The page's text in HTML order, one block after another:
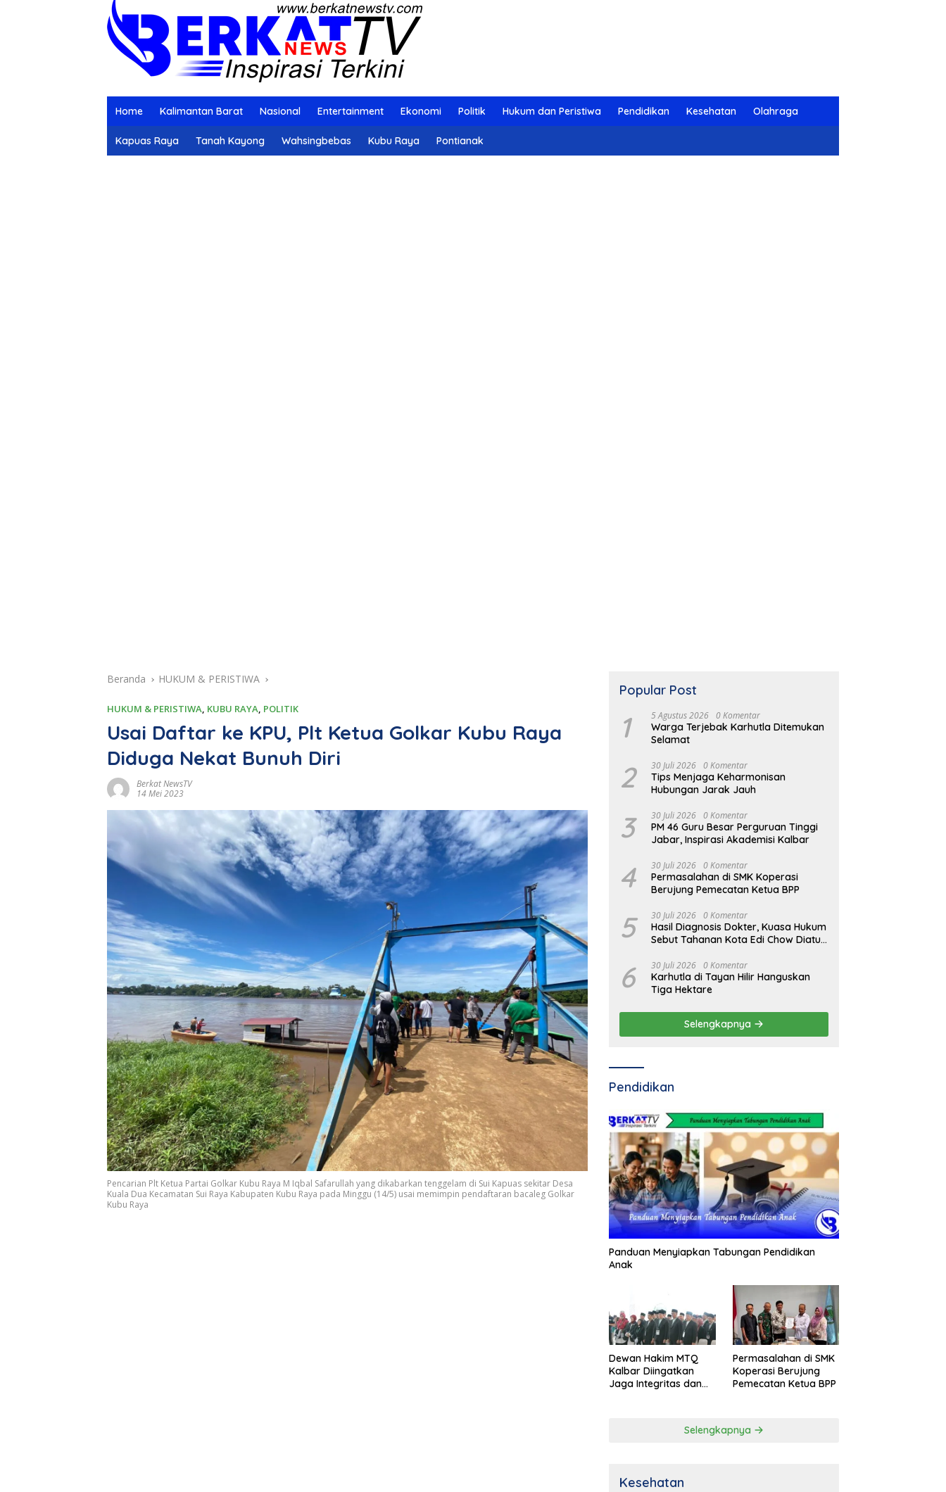
Home Kalimantan Barat Nasional Entertainment Ekonomi Politik Hukum dan Peristiwa Pendidikan Kesehatan Olahraga
Kapuas Raya Tanah Kayong Wahsingbebas Kubu Raya Pontianak
Beranda HUKUM & PERISTIWA
HUKUM & PERISTIWA, KUBU RAYA, POLITIK
Usai Daftar ke KPU, Plt Ketua Golkar Kubu Raya
Diduga Nekat Bunuh Diri
Berkat NewsTV
14 Mei 2023
Pencarian Plt Ketua Partai Golkar Kubu Raya M Iqbal Safarullah yang dikabarkan tenggelam di Sui Kapuas sekitar Desa
Kuala Dua Kecamatan Sui Raya Kabupaten Kubu Raya pada Minggu (14/5) usai memimpin pendaftaran bacaleg Golkar
Kubu Raya
Popular Post
1 5 Agustus 2026 0 Komentar
Warga Terjebak Karhutla Ditemukan
Selamat
2 30 Juli 2026 0 Komentar
Tips Menjaga Keharmonisan
Hubungan Jarak Jauh
3 30 Juli 2026 0 Komentar
PM 46 Guru Besar Perguruan Tinggi
Jabar, Inspirasi Akademisi Kalbar
4 30 Juli 2026 0 Komentar
Permasalahan di SMK Koperasi
Berujung Pemecatan Ketua BPP
5 30 Juli 2026 0 Komentar
Hasil Diagnosis Dokter, Kuasa Hukum
Sebut Tahanan Kota Edi Chow Diatur
6 30 Juli 2026 0 Komentar
Karhutla di Tayan Hilir Hanguskan
Tiga Hektare
Selengkapnya
Pendidikan
Panduan Menyiapkan Tabungan Pendidikan
Anak
Dewan Hakim MTQ
Kalbar Diingatkan
Jaga Integritas dan
Permasalahan di SMK
Koperasi Berujung
Pemecatan Ketua BPP
Selengkapnya
Kesehatan